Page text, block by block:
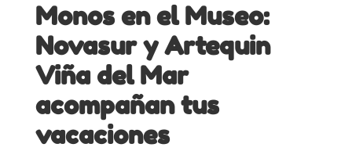
Monos en el Museo:
Novasur y Artequin
Viña del Mar
acompañan tus
vacaciones